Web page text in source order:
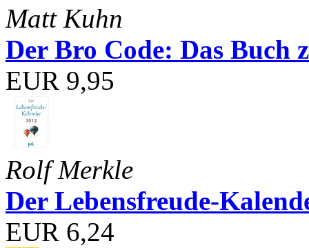
Matt Kuhn
Der Bro Code: Das Buch
EUR 9,95
Rolf Merkle
Der Lebensfreude-
EUR 6,24